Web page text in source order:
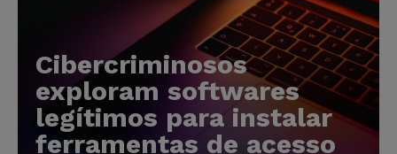
Cibercriminosos
exploram softwares
legítimos para instalar
ferramentas de acesso